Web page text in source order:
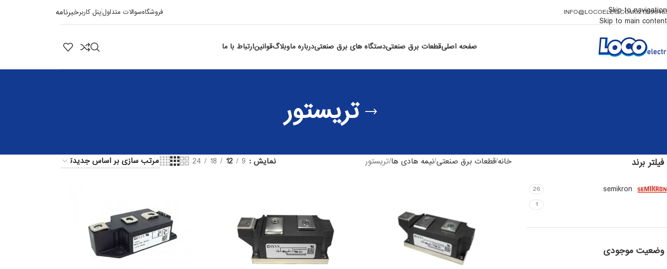
Skip to navigation
Skip to main content
INFO@LOCOELEC.COM فروشگاهسوالات متداولپنل کاربرخبرنامه
صفحه اصلیقطعات برق صنعتیدستگاه های برق صنعتیدرباره ماوبلاگقوانینارتباط با ما
تریستور
فیلتر برند
semikron
26
1
وضعیت موجودی
خانه قطعات برق صنعتی نیمه هادی ها تریستور نمایش 9
12
18
24